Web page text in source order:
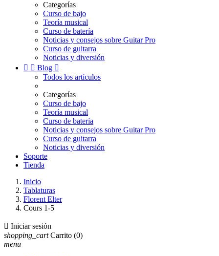
Categorías
Curso de bajo
Teoría musical
Curso de batería
Noticias y consejos sobre Guitar Pro
Curso de guitarra
Noticias y diversión
  Blog 
Todos los artículos
Categorías
Curso de bajo
Teoría musical
Curso de batería
Noticias y consejos sobre Guitar Pro
Curso de guitarra
Noticias y diversión
Soporte
Tienda
Inicio
Tablaturas
Florent Elter
Cours 1-5
 Iniciar sesión
shopping_cart Carrito (0)
menu